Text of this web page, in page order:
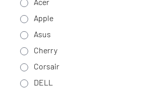
Apple
Asus
Cherry
Corsair
DELL
Op voorraad
39,-
32,23 excl. BTW